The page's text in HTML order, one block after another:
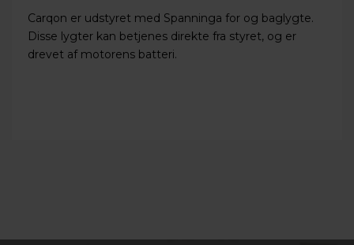
Carqon er udstyret med Spanninga for og baglygte.
Disse lygter kan betjenes direkte fra styret, og er
drevet af motorens batteri.